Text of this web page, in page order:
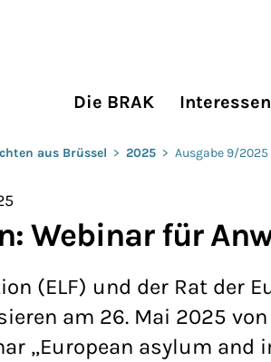
Die BRAK
aus Brüssel > 2025 > Ausgabe 9/2025
Webinar für
(ELF) und der Rat der
am 26. Mai 2025 von
„European asylum and